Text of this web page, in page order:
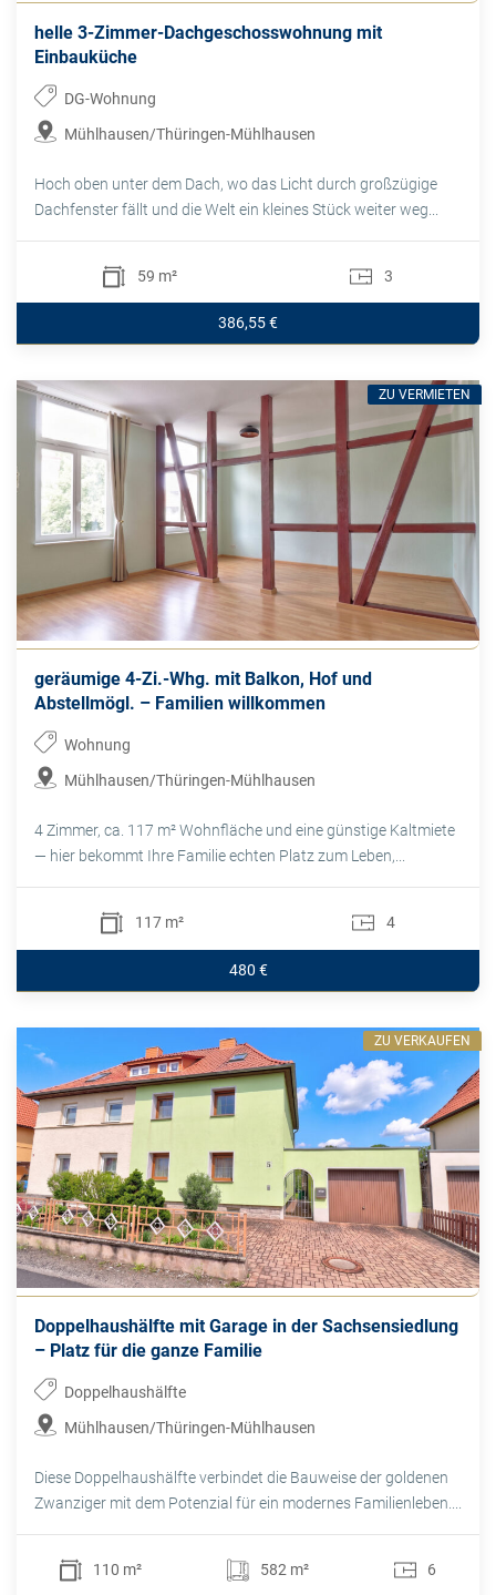
helle 3-Zimmer-Dachgeschosswohnung mit
Einbauküche
DG-Wohnung
Mühlhausen/Thüringen-Mühlhausen
Hoch oben unter dem Dach, wo das Licht durch großzügige
Dachfenster fällt und die Welt ein kleines Stück weiter weg...
59 m² 3
386,55 €
geräumige 4-Zi.-Whg. mit Balkon, Hof und
Abstellmögl. – Familien willkommen
Wohnung
Mühlhausen/Thüringen-Mühlhausen
4 Zimmer, ca. 117 m² Wohnfläche und eine günstige Kaltmiete
— hier bekommt Ihre Familie echten Platz zum Leben,...
117 m² 4
480 €
ZU VERMIETEN
Doppelhaushälfte mit Garage in der Sachsensiedlung
– Platz für die ganze Familie
Doppelhaushälfte
Mühlhausen/Thüringen-Mühlhausen
Diese Doppelhaushälfte verbindet die Bauweise der goldenen
Zwanziger mit dem Potenzial für ein modernes Familienleben....
110 m² 582 m² 6
ZU VERKAUFEN